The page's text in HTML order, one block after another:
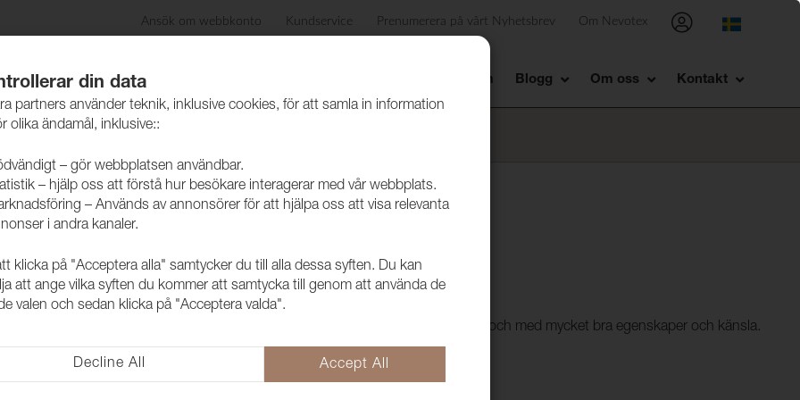
Ansök om webbkonto Kundservice Prenumerera på vårt Nyhetsbrev Om Nevotex
Produkter Skötselråd Showroom Blogg Om oss Kontakt
Cinema
Cinema är en microchenille i fantastiska färger och med mycket bra egenskaper och känsla.
Passar både hem- och offentlig miljö.
din data
partners använder teknik, inklusive cookies, för att samla in information
olika ändamål, inklusive::
– gör webbplatsen användbar.
– hjälp oss att förstå hur besökare interagerar med vår webbplats.
– Används av annonsörer för att hjälpa oss att visa relevanta
i andra kanaler.
klicka på "Acceptera alla" samtycker du till alla dessa syften. Du kan
att ange vilka syften du kommer att samtycka till genom att använda de
valen och sedan klicka på "Acceptera valda".
Decline All Accept All